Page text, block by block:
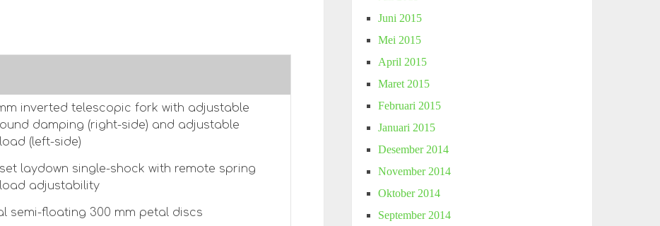
inverted telescopic fork with adjustable
damping (right-side) and adjustable
(left-side)
laydown single-shock with remote spring
adjustability
semi-floating 300 mm petal discs
Juni 2015
Mei 2015
April 2015
Maret 2015
Februari 2015
Januari 2015
Desember 2014
November 2014
Oktober 2014
September 2014